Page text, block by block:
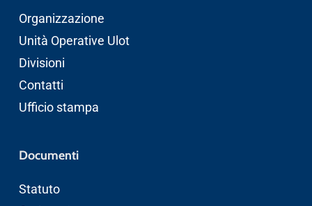
Organizzazione
Unità Operative Ulot
Divisioni
Contatti
Ufficio stampa
Documenti
Statuto